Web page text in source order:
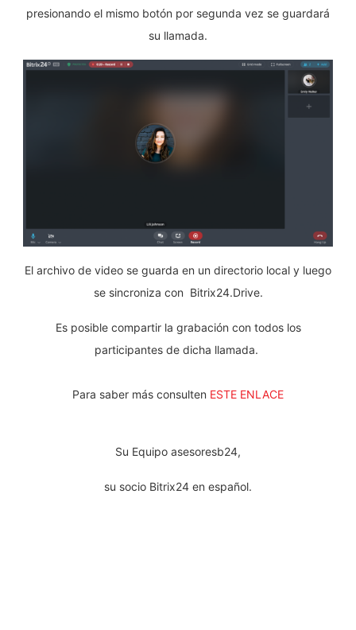
presionando el mismo botón por segunda vez se guardará
su llamada.
El archivo de video se guarda en un directorio local y luego
se sincroniza con Bitrix24.Drive.
Es posible compartir la grabación con todos los
participantes de dicha llamada.
Para saber más consulten ESTE ENLACE
Su Equipo asesoresb24,
su socio Bitrix24 en español.